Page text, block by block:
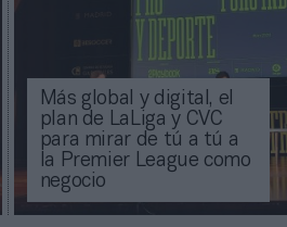
Más global y digital, el
plan de LaLiga y CVC
para mirar de tú a tú a
la Premier League como
negocio